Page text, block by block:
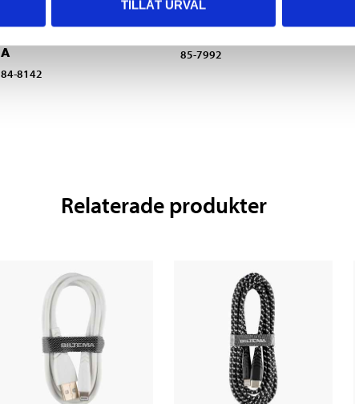
TILLÅT URVAL
A
84-8142
Billaddare med 2 USB-
85-7992
Relaterade produkter